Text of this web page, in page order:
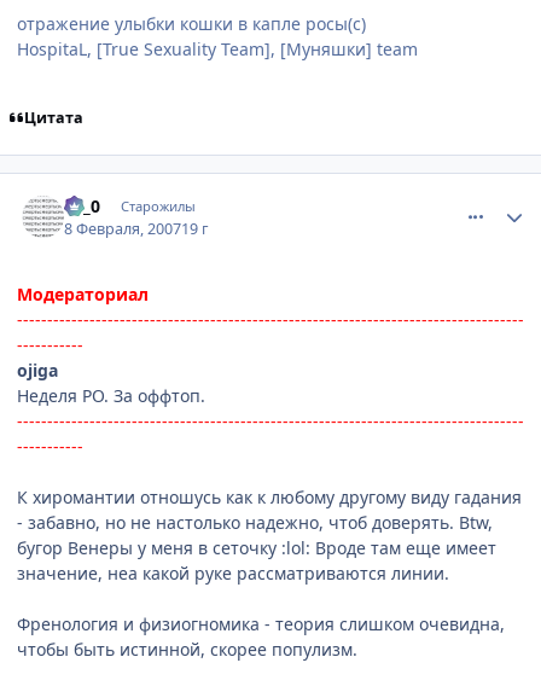
отражение улыбки кошки в капле росы(с)
HospitaL, [True Sexuality Team], [Муняшки] team
Цитата
Le_0 Старожилы
8 Февраля, 200719 г
Модераториал
------------------------------------------------------------------------------------
-----------
ojiga
Неделя РО. За оффтоп.
------------------------------------------------------------------------------------
-----------
К хиромантии отношусь как к любому другому виду гадания
- забавно, но не настолько надежно, чтоб доверять. Btw,
бугор Венеры у меня в сеточку :lol: Вроде там еще имеет
значение, неа какой руке рассматриваются линии.
Френология и физиогномика - теория слишком очевидна,
чтобы быть истинной, скорее популизм.